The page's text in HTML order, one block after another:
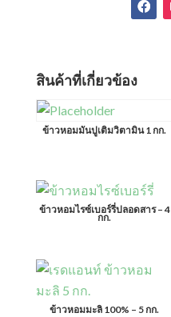
สินค้าที่เกี่ยวข้อง
ข้าวหอมมันปูเติมวิตามิน 1 กก.
ข้าวหอมไรซ์เบอร์รี่ปลอดสาร – 4
กก.
ข้าวหอมมะลิ 100% – 5 กก.